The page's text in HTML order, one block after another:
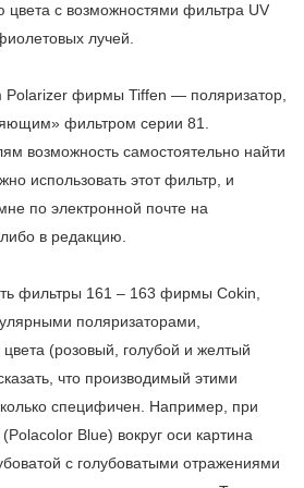
цвета с возможностями фильтра UV
лучей.
фирмы Tiffen — поляризатор,
фильтром серии 81.
возможность самостоятельно найти
использовать этот фильтр, и
по электронной почте на
в редакцию.
фильтры 161 – 163 фирмы Cokin,
поляризаторами,
(розовый, голубой и желтый
что производимый этими
специфичен. Например, при
Blue) вокруг оси картина
с голубоватыми отражениями